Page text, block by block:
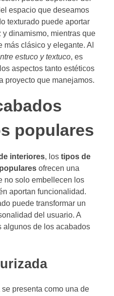
espacio que deseamos
texturado puede aportar
dinamismo, mientras que
más clásico y elegante. Al
estuco y textuco, es
aspectos tanto estéticos
proyecto que manejamos.
populares
interiores, los tipos de
ofrecen una
no solo embellecen los
aportan funcionalidad.
puede transformar un
del usuario. A
algunos de los acabados
se presenta como una de